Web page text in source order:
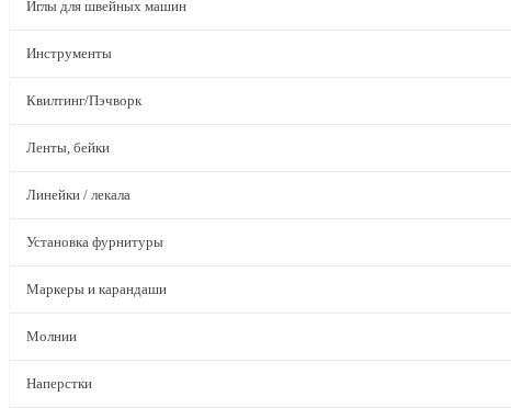
Иглы для швейных машин
Инструменты
Квилтинг/Пэчворк
Ленты, бейки
Линейки / лекала
Установка фурнитуры
Маркеры и карандаши
Молнии
Наперстки